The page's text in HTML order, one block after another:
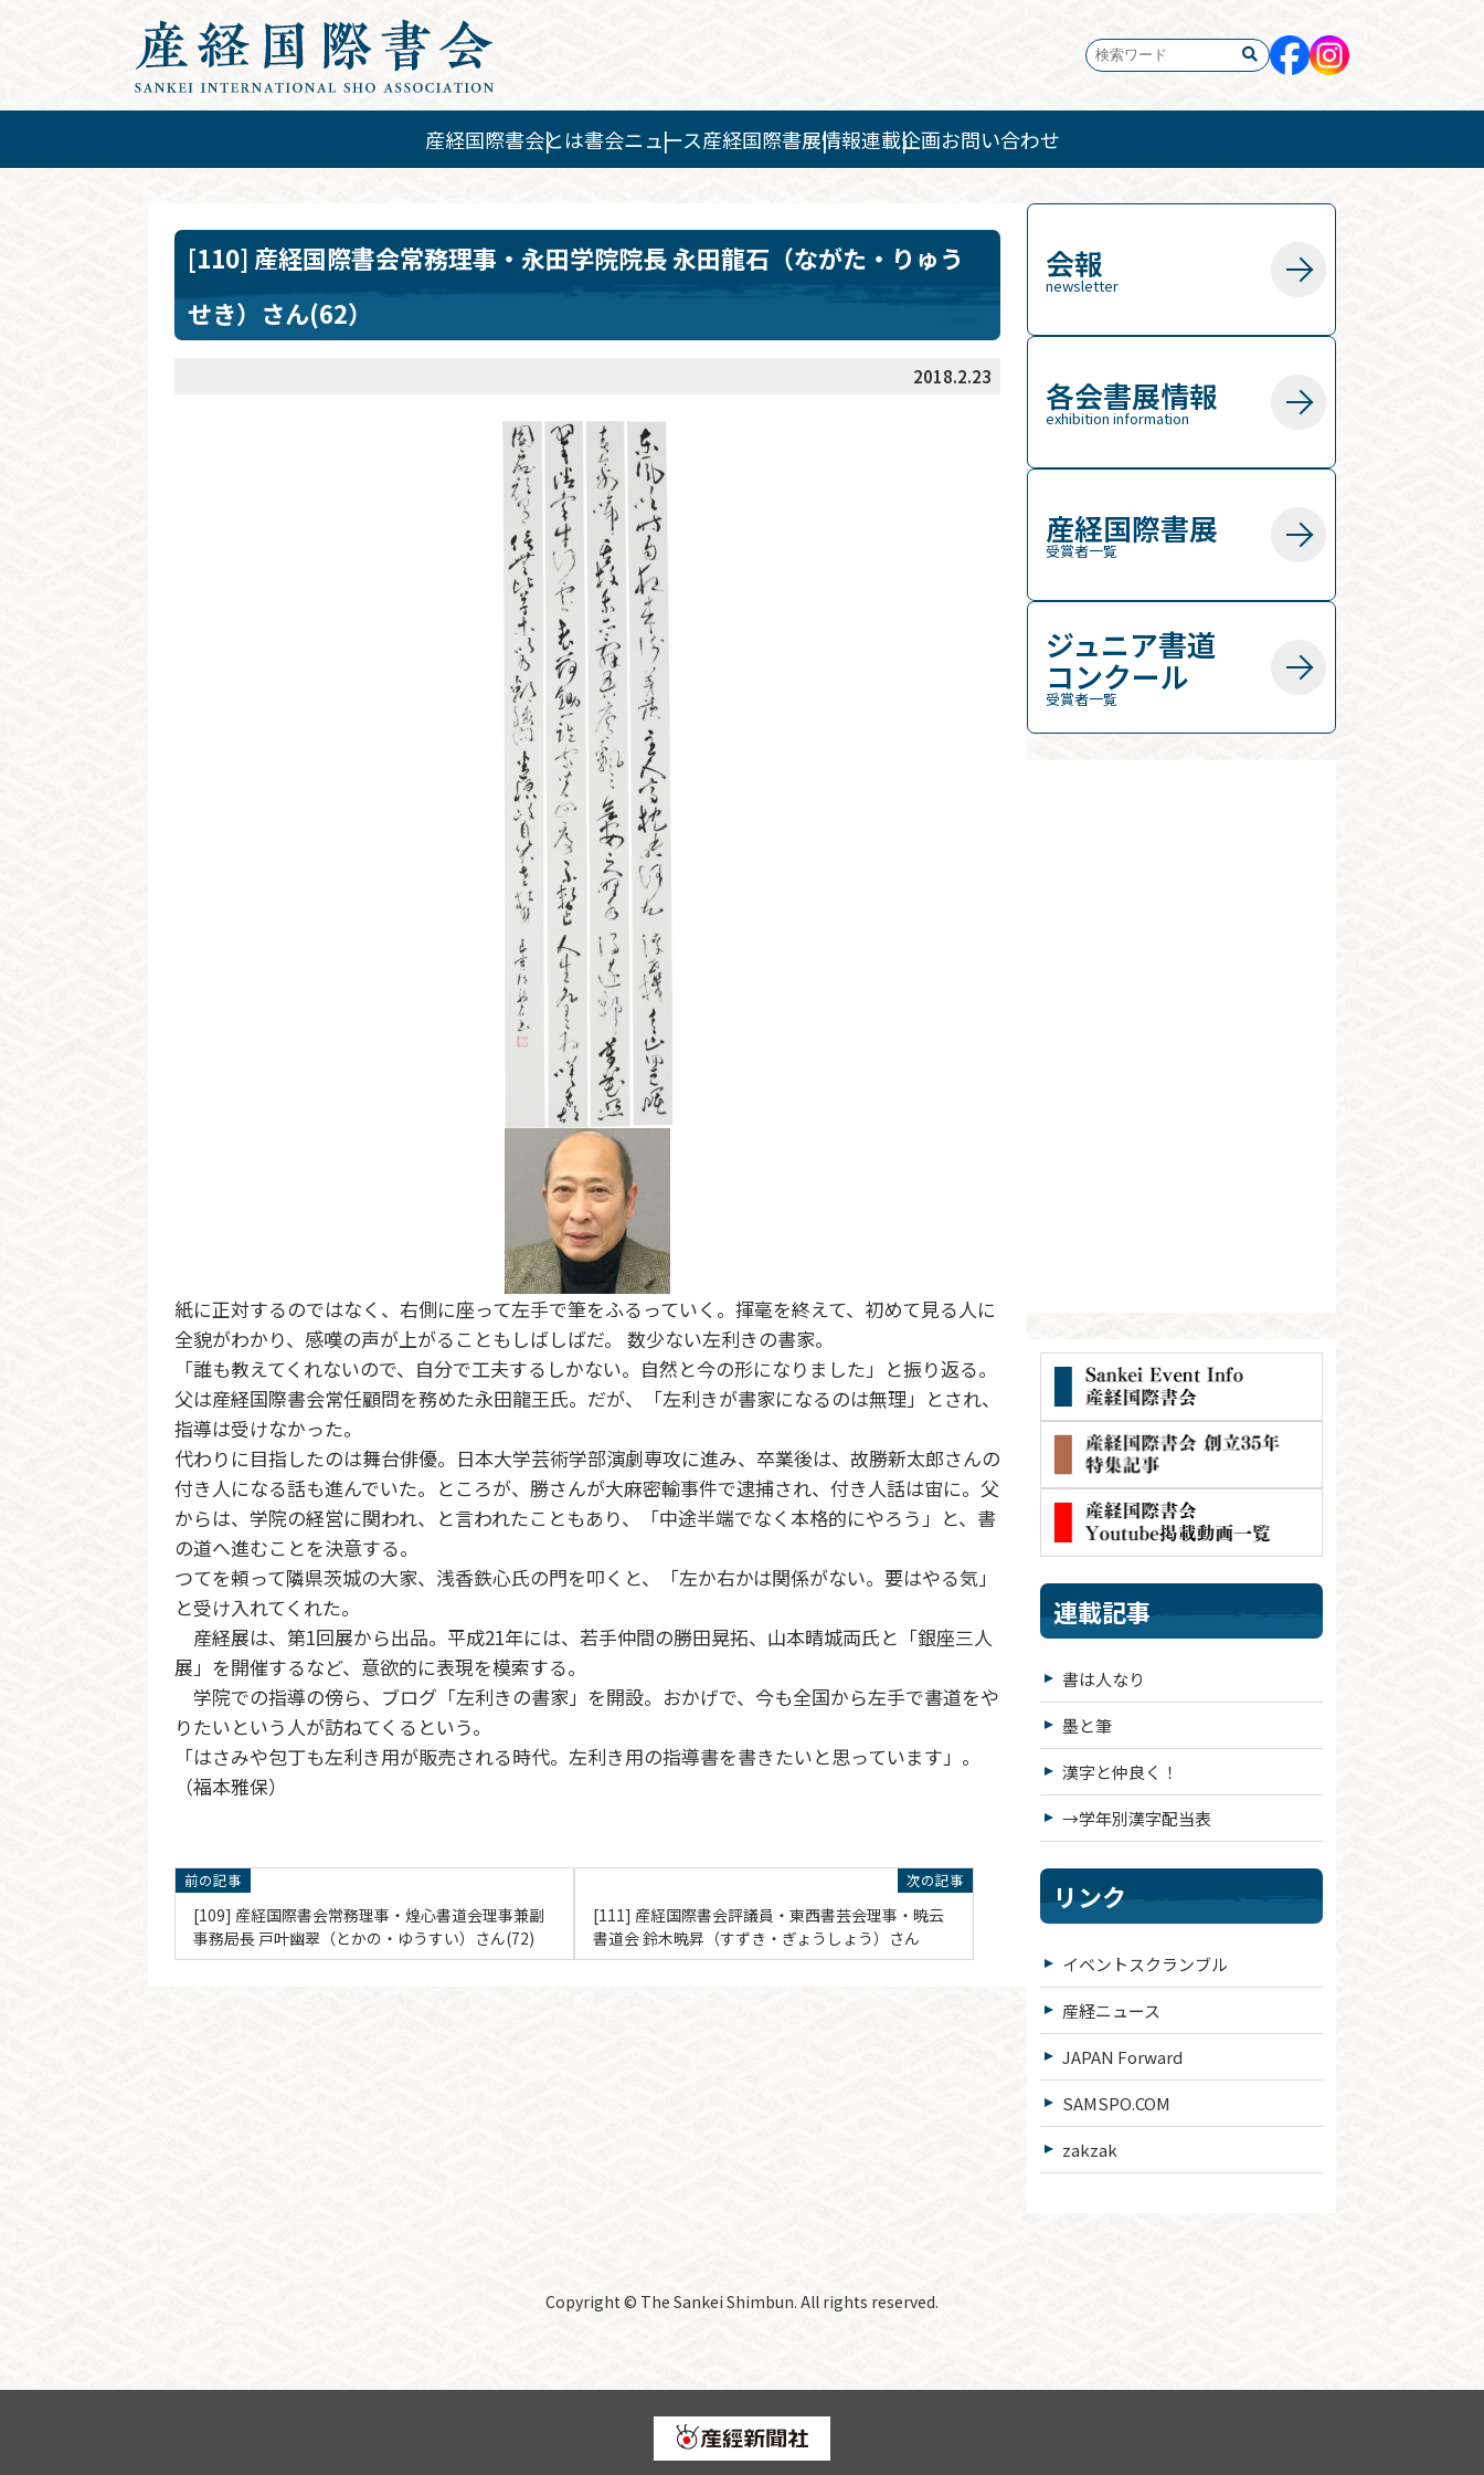
産経国際書会とは書会ニュース産経国際書展情報連載企画お問い合わせ
[110] 産経国際書会常務理事・永田学院院長 永田龍石（ながた・りゅう
せき）さん(62）
2018.2.23
紙に正対するのではなく、右側に座って左手で筆をふるっていく。揮毫を終えて、初めて見る人に
全貌がわかり、感嘆の声が上がることもしばしばだ。 数少ない左利きの書家。
「誰も教えてくれないので、自分で工夫するしかない。自然と今の形になりました」と振り返る。
父は産経国際書会常任顧問を務めた永田龍王氏。だが、「左利きが書家になるのは無理」とされ、
指導は受けなかった。
代わりに目指したのは舞台俳優。日本大学芸術学部演劇専攻に進み、卒業後は、故勝新太郎さんの
付き人になる話も進んでいた。ところが、勝さんが大麻密輸事件で逮捕され、付き人話は宙に。父
からは、学院の経営に関われ、と言われたこともあり、「中途半端でなく本格的にやろう」と、書
の道へ進むことを決意する。
つてを頼って隣県茨城の大家、浅香鉄心氏の門を叩くと、「左か右かは関係がない。要はやる気」
と受け入れてくれた。
産経展は、第1回展から出品。平成21年には、若手仲間の勝田晃拓、山本晴城両氏と「銀座三人
展」を開催するなど、意欲的に表現を模索する。
学院での指導の傍ら、ブログ「左利きの書家」を開設。おかげで、今も全国から左手で書道をや
りたいという人が訪ねてくるという。
「はさみや包丁も左利き用が販売される時代。左利き用の指導書を書きたいと思っています」。
（福本雅保）
[109] 産経国際書会常務理事・煌心書道会理事兼副
事務局長 戸叶幽翠（とかの・ゆうすい）さん(72)
[111] 産経国際書会評議員・東西書芸会理事・暁云
書道会 鈴木暁昇（すずき・ぎょうしょう）さん
会報
newsletter
各会書展情報
exhibition information
産経国際書展
受賞者一覧
ジュニア書道
コンクール
受賞者一覧
連載記事
書は人なり
墨と筆
漢字と仲良く！
→学年別漢字配当表
リンク
イベントスクランブル
産経ニュース
JAPAN Forward
SAMSPO.COM
zakzak
Copyright © The Sankei Shimbun. All rights reserved.